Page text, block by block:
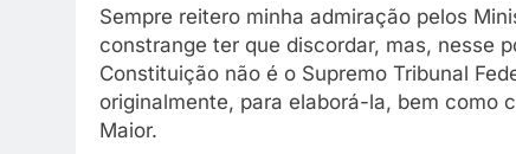
Sempre reitero minha admiração pelos
constrange ter que discordar, mas, nesse
Constituição não é o Supremo Tribunal
originalmente, para elaborá-la, bem como
Maior.